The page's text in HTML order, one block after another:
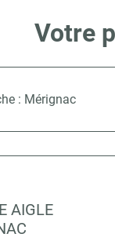
Votre
: Mérignac
AIGLE